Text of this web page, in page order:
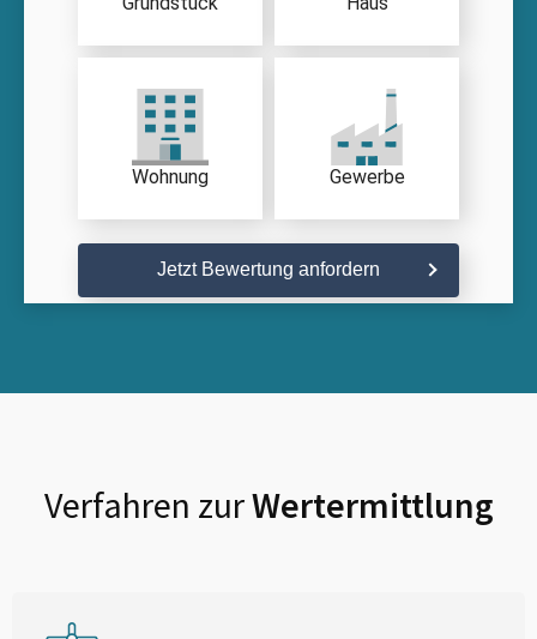
Wohnung Gewerbe
Jetzt Bewertung anfordern
Verfahren zurWertermittlung